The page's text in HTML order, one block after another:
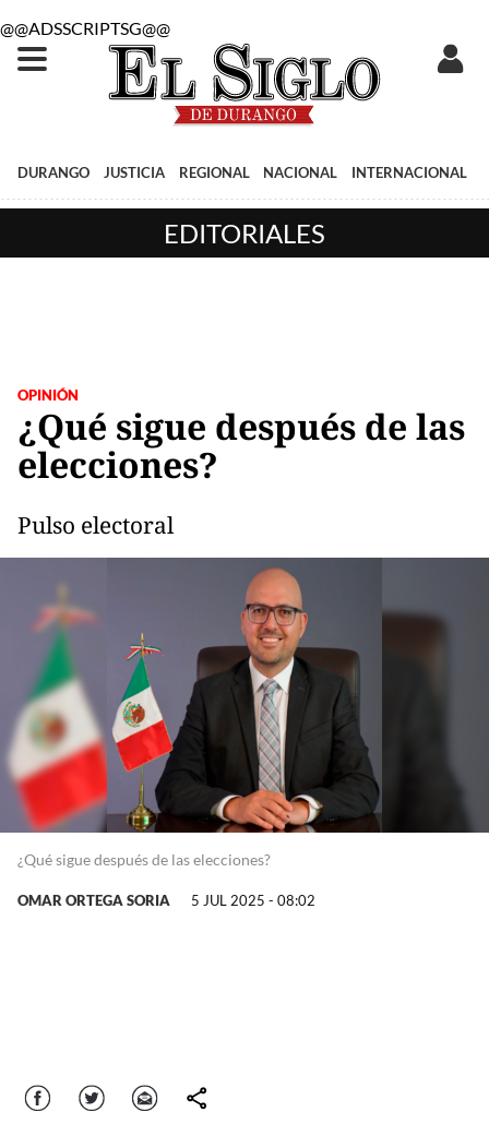
@@ADSSCRIPTSG@@
DURANGO JUSTICIA REGIONAL NACIONAL INTERNACIONAL
EDITORIALES
OPINIÓN
¿Qué sigue después de las
elecciones?
Pulso electoral
¿Qué sigue después de las elecciones?
OMAR ORTEGA SORIA 5 JUL 2025 - 08:02
Facebook Twitter Correo comparte